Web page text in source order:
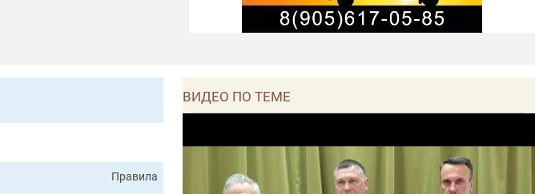
Правила
ВИДЕО ПО ТЕМЕ